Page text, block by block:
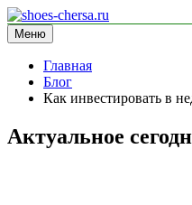
Перейти
к
содержимому
shoes-chersa.ru
информационный сайт
Меню
Главная
Блог
Как инвестировать в
Актуальное